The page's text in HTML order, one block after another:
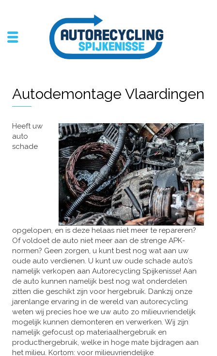
Autodemontage Vlaardingen
Heeft uw
auto
schade
opgelopen, en is deze helaas niet meer te repareren?
Of voldoet de auto niet meer aan de strenge APK-
normen? Geen zorgen, u kunt best nog wat aan uw
oude auto verdienen. U kunt uw oude schade auto’s
namelijk verkopen aan Autorecycling Spijkenisse! Aan
de auto kunnen namelijk best nog wat onderdelen
zitten die geschikt zijn voor hergebruik. Dankzij onze
jarenlange ervaring in de wereld van autorecycling
weten wij precies hoe we uw auto zo milieuvriendelijk
mogelijk kunnen demonteren en verwerken. Wij zijn
namelijk gefocust op materiaalhergebruik en
producthergebruik, welke in hoge mate bijdragen aan
het milieu. Kortom: voor milieuvriendelijke